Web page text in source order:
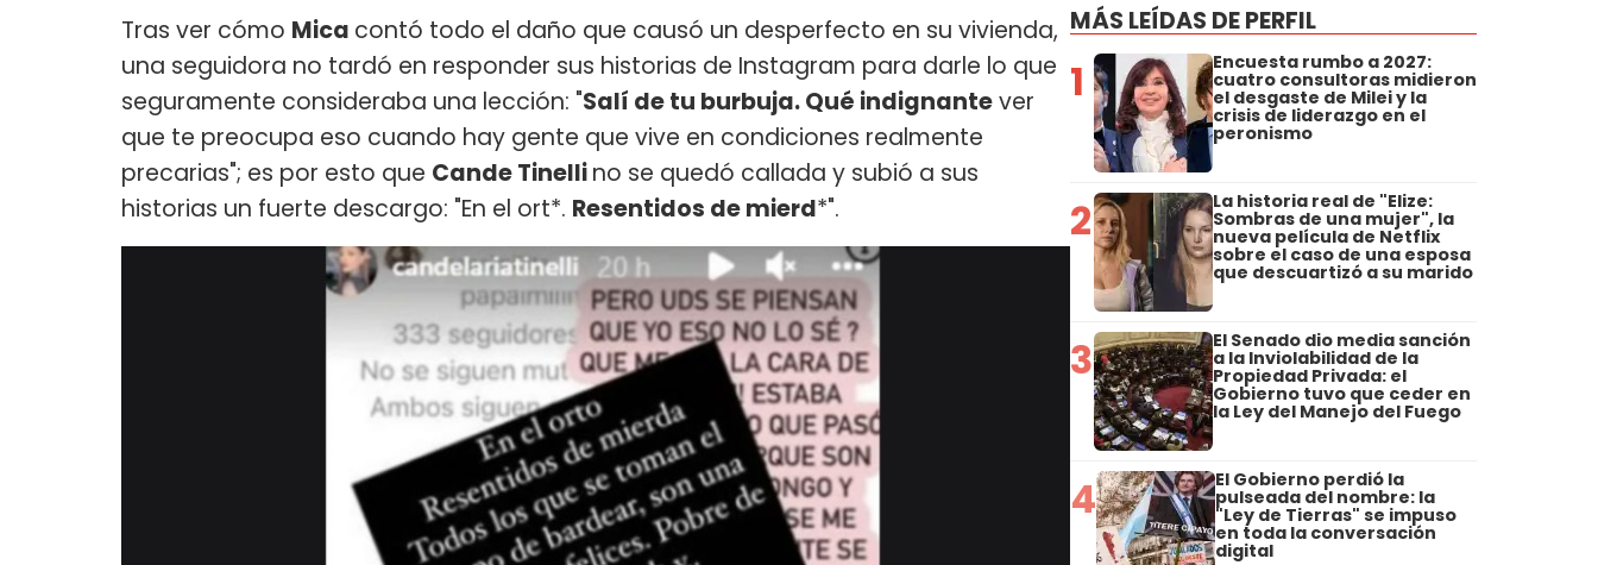
Tras ver cómo Mica contó todo el daño que causó un desperfecto en su vivienda,
una seguidora no tardó en responder sus historias de Instagram para darle lo que
seguramente consideraba una lección: "Salí de tu burbuja. Qué indignantever
que te preocupa eso cuando hay gente que vive en condiciones realmente
precarias"; es por esto que Cande Tinellino se quedó callada y subió a sus
historias un fuerte descargo: "En el ort*. Resentidos de mierd*".
MÁS LEÍDAS DE PERFIL
1 Encuesta rumbo a 2027:
cuatro consultoras midieron
el desgaste de Milei y la
crisis de liderazgo en el
peronismo
2 La historia real de "Elize:
Sombras de una mujer", la
nueva película de Netflix
sobre el caso de una esposa
que descuartizó a su marido
3 El Senado dio media sanción
a la Inviolabilidad de la
Propiedad Privada: el
Gobierno tuvo que ceder en
la Ley del Manejo del Fuego
4 El Gobierno perdió la
pulseada del nombre: la
"Ley de Tierras" se impuso
en toda la conversación
digital